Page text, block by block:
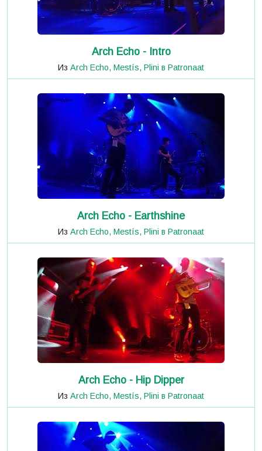
Arch Echo - Intro
Из Arch Echo, Mestís, Plini в Patronaat
Arch Echo - Earthshine
Из Arch Echo, Mestís, Plini в Patronaat
Arch Echo - Hip Dipper
Из Arch Echo, Mestís, Plini в Patronaat